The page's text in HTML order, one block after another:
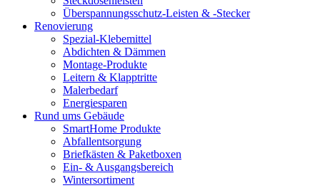
Überspannungsschutz-Leisten & -Stecker
Renovierung
Spezial-Klebemittel
Abdichten & Dämmen
Montage-Produkte
Leitern & Klapptritte
Malerbedarf
Energiesparen
Rund ums Gebäude
SmartHome Produkte
Abfallentsorgung
Briefkästen & Paketboxen
Ein- & Ausgangsbereich
Wintersortiment